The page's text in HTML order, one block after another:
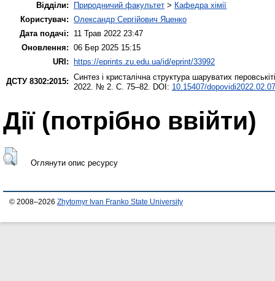
Відділи:
Природничий факультет > Кафедра хімії
Користувач: Олександр Сергійович Яценко
Дата подачі:
11 Трав 2022 23:47
Оновлення: 06 Бер 2025 15:15
URI:
https://eprints.zu.edu.ua/id/eprint/33992
ДСТУ 8302:2015: Синтез і кристалічна структура шаруватих
2022. № 2. С. 75–82. DOI: 10.15407/
Дії ​​(потрібно ввійти)
Оглянути опис ресурсу
© 2008–2026 Zhytomyr Ivan Franko State University